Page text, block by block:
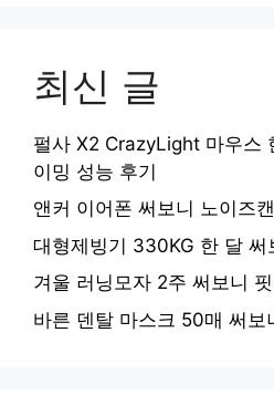
최신 글
펄사 X2 CrazyLight 마우스
이밍 성능 후기
앤커 이어폰 써보니 노이즈
대형제빙기 330KG 한 달 써
겨울 러닝모자 2주 써보니
바른 덴탈 마스크 50매 써보